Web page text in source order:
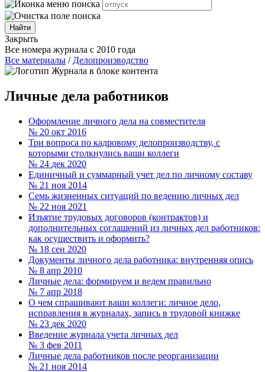
Закрыть
Все номера журнала с 2010 года
Все материалы / Делопроизводство
Личные дела работников
Оформление личного дела на совместителя
№ 20 окт 2016
Три вопроса по кадровому делопроизводству, с
которыми столкнулись ваши коллеги
№ 24 дек 2020
Единичный и суммарный учет дел по личному составу
№ 21 ноя 2014
Семь жизненных ситуаций по ведению личных дел
№ 22 ноя 2021
Изъятие трудовых договоров (контрактов) и
дополнительных соглашений из личных дел работников:
как осуществить и оформить?
№ 18 сен 2020
Документы личного дела работника: внутренняя опись
№ 8 апр 2010
Личные дела: формируем и ведем правильно
№ 7 апр 2018
О чем спрашивают ваши коллеги: личное дело,
исправления в журналах, запись в трудовой книжке
№ 23 дек 2020
Введение журнала учета личных дел
№ 3 фев 2011
Личные дела работников после реорганизации
№ 21 ноя 2014